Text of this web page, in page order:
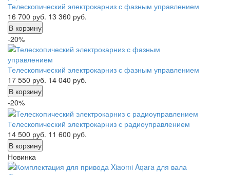
Телескопический электрокарниз с фазным управлением
16 700 руб. 13 360 руб.
В корзину
-20%
Телескопический электрокарниз с фазным управлением
17 550 руб. 14 040 руб.
В корзину
-20%
Телескопический электрокарниз с радиоуправлением
14 500 руб. 11 600 руб.
В корзину
Новинка